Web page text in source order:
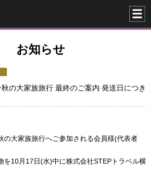
お知らせ
の大家族旅行 最終のご案内 発送日につき
の大家族旅行へご参加される会員様(代表者
を10月17日(水)中に株式会社STEPトラベル横